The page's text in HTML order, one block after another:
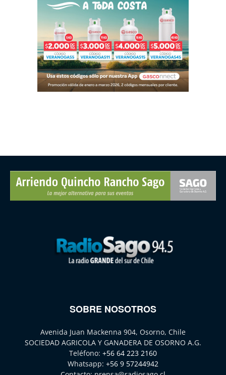
SOBRE NOSOTROS
Avenida Juan Mackenna 904, Osorno, Chile
SOCIEDAD AGRICOLA Y GANADERA DE OSORNO A.G.
Teléfono: +56 64 223 2160
Whatsapp: +56 9 57244942